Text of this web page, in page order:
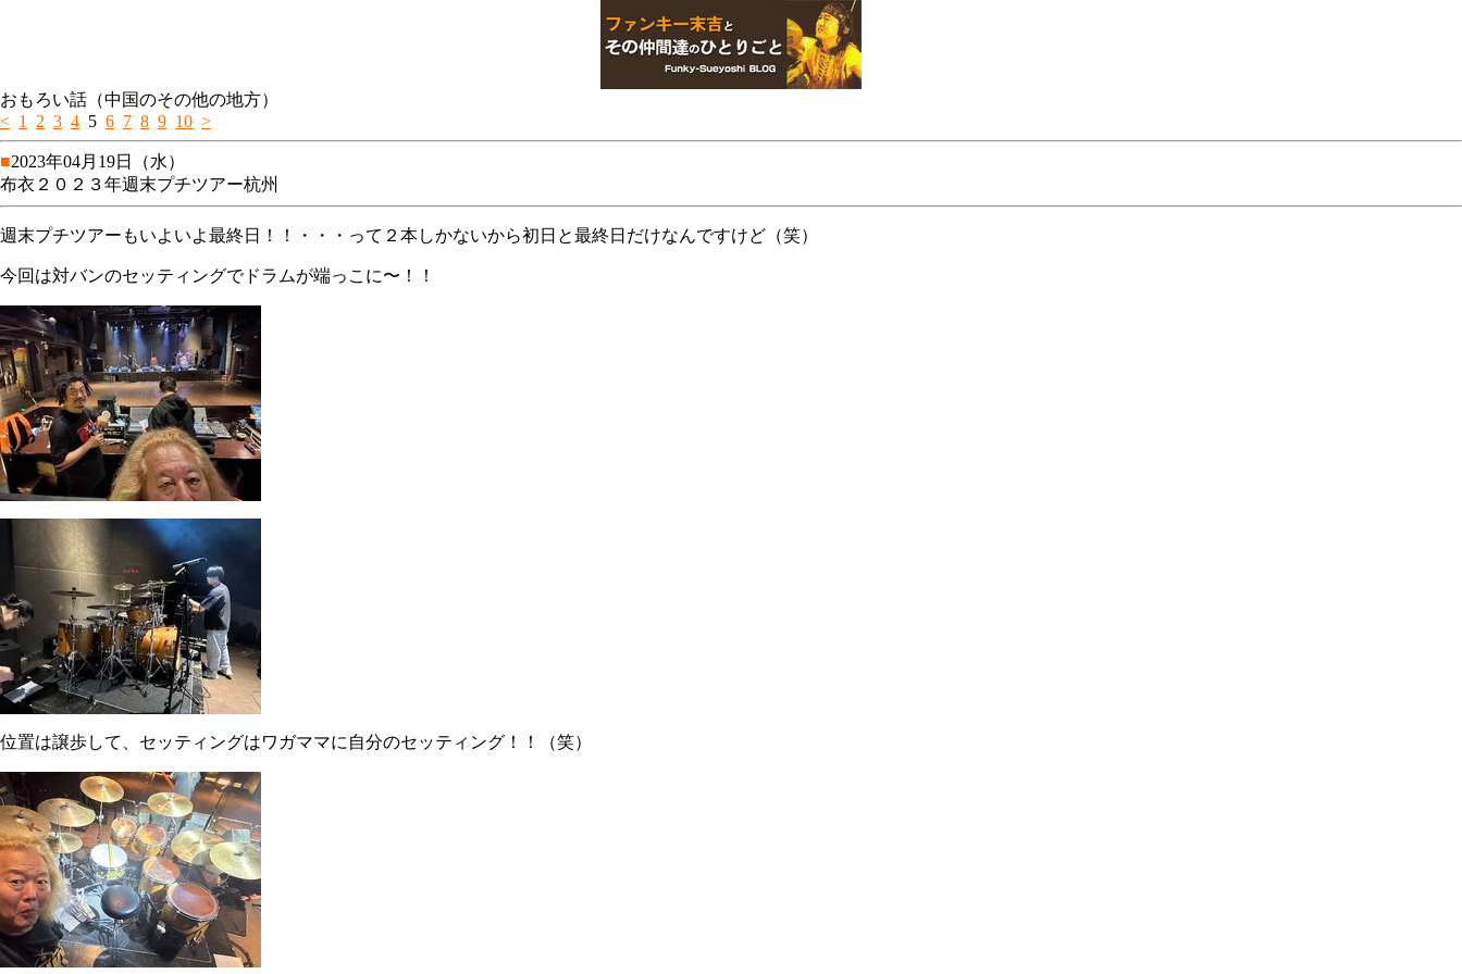
おもろい話（中国のその他の地方）
< 1 2 3 4 5 6 7 8 9 10 >
■2023年04月19日（水）
布衣２０２３年週末プチツアー杭州
週末プチツアーもいよいよ最終日！！・・・って２本しかないから初日と最終日だけなんですけど（笑）
今回は対バンのセッティングでドラムが端っこに〜！！
位置は譲歩して、セッティングはワガママに自分のセッティング！！（笑）